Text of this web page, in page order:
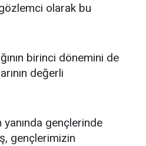
olarak bu
birinci dönemini de
değerli
gençlerinde
gençlerimizin